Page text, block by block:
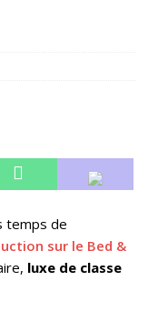
de réduction et des
temps de
sur le Bed &
luxe de classe